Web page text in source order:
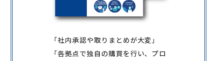
「社内承認や取りまとめが大変」
「各拠点で独自の購買を行い、プロ